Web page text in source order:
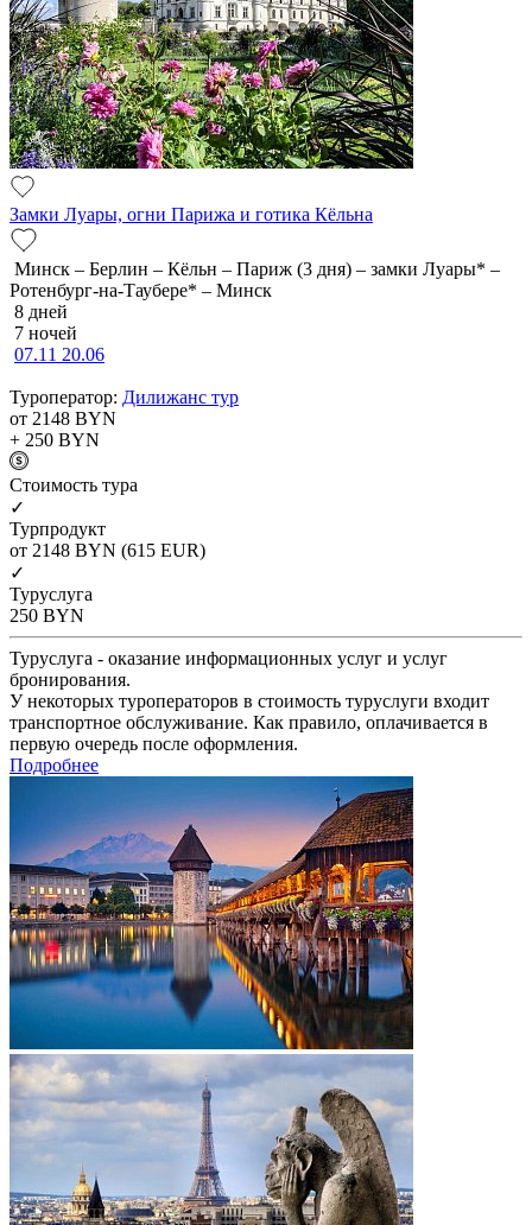
Замки Луары, огни Парижа и готика Кёльна
Минск – Берлин – Кёльн – Париж (3 дня) – замки Луары* –
Ротенбург-на-Таубере* – Минск
8 дней
7 ночей
07.11 20.06
Туроператор: Дилижанс тур
от 2148 BYN
+ 250 BYN
Cтоимость тура
✓
Турпродукт
от 2148 BYN (615 EUR)
✓
Туруслуга
250 BYN
Туруслуга - оказание информационных услуг и услуг
бронирования.
У некоторых туроператоров в стоимость туруслуги входит
транспортное обслуживание. Как правило, оплачивается в
первую очередь после оформления.
Подробнее